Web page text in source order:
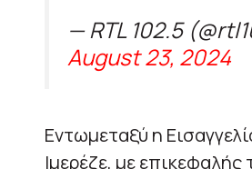
— RTL 102.5
August 23, 2024
Εντωμεταξύ η
Ιμερέζε, με επικεφαλής